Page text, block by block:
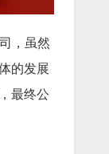
，虽然
的发展
最终公